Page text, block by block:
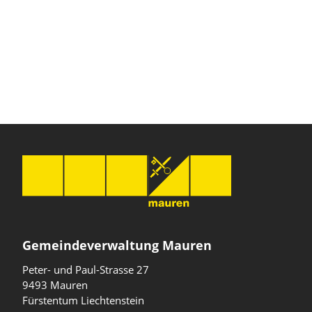
Gemeindeverwaltung Mauren
Peter- und Paul-Strasse 27
9493 Mauren
Fürstentum Liechtenstein